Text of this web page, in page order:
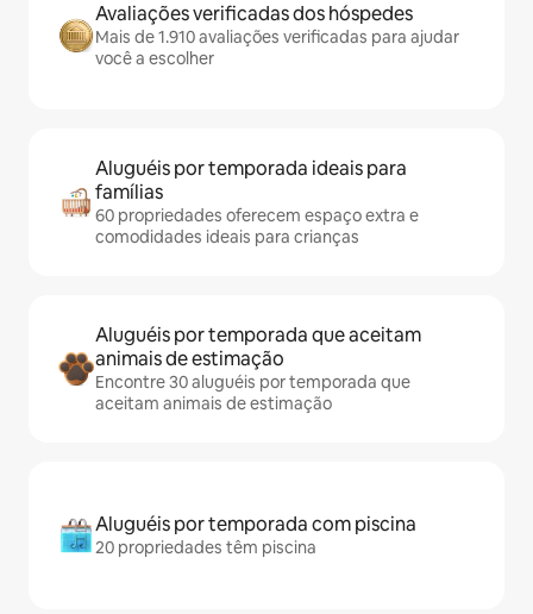
Avaliações verificadas dos hóspedes
Mais de 1.910 avaliações verificadas para ajudar
você a escolher
Aluguéis por temporada ideais para
famílias
60 propriedades oferecem espaço extra e
comodidades ideais para crianças
Aluguéis por temporada que aceitam
animais de estimação
Encontre 30 aluguéis por temporada que
aceitam animais de estimação
Aluguéis por temporada com piscina
20 propriedades têm piscina